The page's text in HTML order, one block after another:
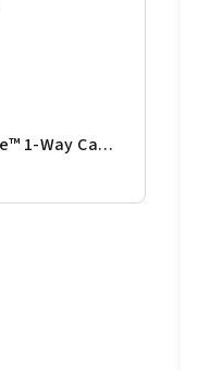
Samsung SET WindFree™ 1-Way Cassette + Dekoračný panel - vnútorná jednotka